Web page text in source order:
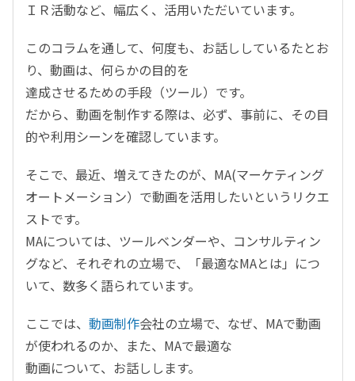
ＩＲ活動など、幅広く、活用いただいています。
このコラムを通して、何度も、お話ししているたとお
り、動画は、何らかの目的を
達成させるための手段（ツール）です。
だから、動画を制作する際は、必ず、事前に、その目
的や利用シーンを確認しています。
そこで、最近、増えてきたのが、MA(マーケティング
オートメーション）で動画を活用したいというリクエ
ストです。
MAについては、ツールベンダーや、コンサルティン
グなど、それぞれの立場で、「最適なMAとは」につ
いて、数多く語られています。
ここでは、 動画制作会社の立場で、なぜ、MAで動画
が使われるのか、また、MAで最適な
動画について、お話しします。